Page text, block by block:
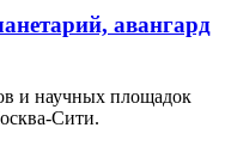
авангард
и научных площадок
Сити.